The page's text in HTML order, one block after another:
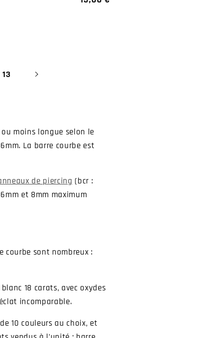
★★★★★
★★★★★
13
moins longue selon le
La barre courbe est
de piercing (bcr :
et 8mm maximum
courbe sont nombreux :
18 carats, avec oxydes
incomparable.
10 couleurs au choix, et